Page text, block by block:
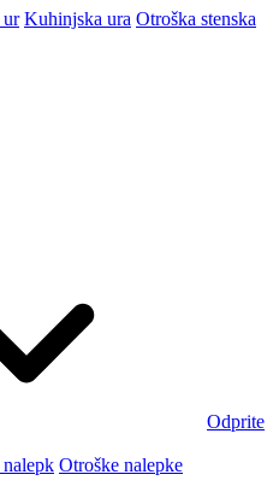
ur Kuhinjska ura Otroška stenska
Odprite
nalepk Otroške nalepke